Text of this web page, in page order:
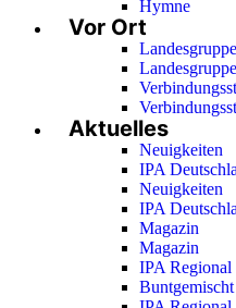
Hymne
Vor Ort
Aktuelles
Neuigkeiten
IPA
Neuigkeiten
IPA
Magazin
Magazin
IPA Regional
Buntgemischt